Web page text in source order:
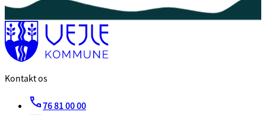
Kontakt os
76 81 00 00